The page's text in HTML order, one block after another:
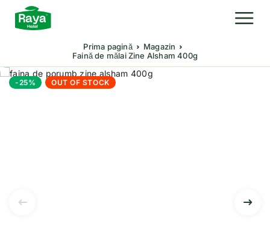
Prima pagină
Magazin
Faină de mălai Zine Alsham 400g
-25% OUT OF STOCK